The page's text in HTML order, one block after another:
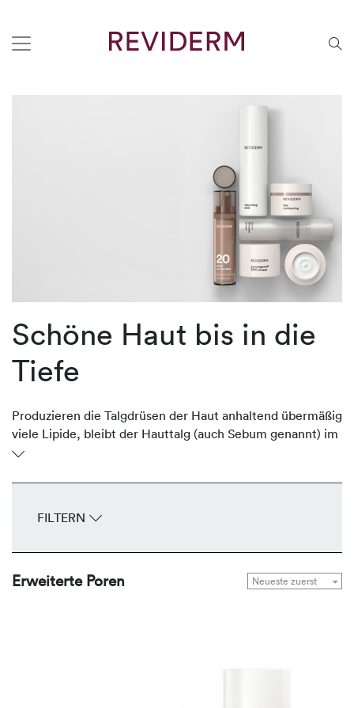
Schöne Haut bis in die
Tiefe
Produzieren die Talgdrüsen der Haut anhaltend übermäßig
viele Lipide, bleibt der Hauttalg (auch Sebum genannt) im
Ausführungsgang stehen und erweitert den Follikel.
speziell in der T-Zone und an den Wangen – als offener
REVIDERM reduzieren die Produktion des Sebums auf ein
FILTERN
Erweiterte Poren